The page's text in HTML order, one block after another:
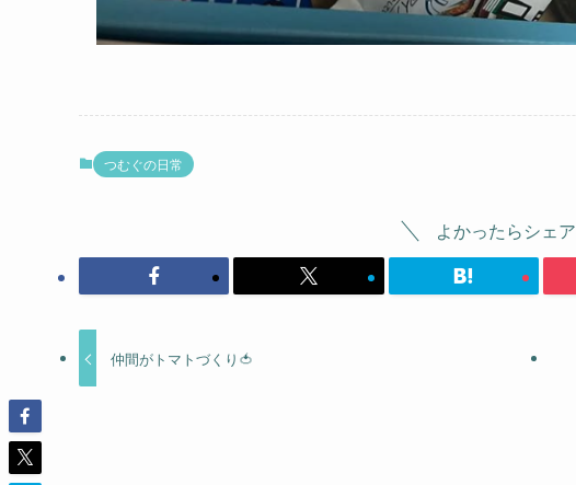
つむぐの日常
よかったらシェ
仲間がトマトづくり🍅